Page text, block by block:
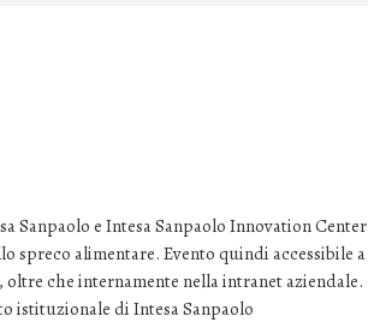
Sanpaolo e Intesa Sanpaolo Innovation Center
spreco alimentare. Evento quindi accessibile a
che internamente nella intranet aziendale.
istituzionale di Intesa Sanpaolo